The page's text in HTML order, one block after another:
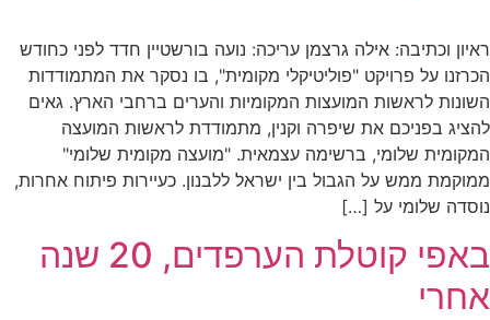
ראיון וכתיבה: אילה גרצמן עריכה: נועה בורשטיין חדד לפני כחודש
הכרזנו על פרויקט "פוליטיקלי מקומית", בו נסקר את המתמודדות
השונות לראשות המועצות המקומיות והערים ברחבי הארץ. גאים
להציג בפניכם את שיפרה וקנין, מתמודדת לראשות המועצה
המקומית שלומי, ברשימה עצמאית. "מועצה מקומית שלומי"
ממוקמת ממש על הגבול בין ישראל ללבנון. כעיירות פיתוח אחרות,
נוסדה שלומי על […]
באפי קוטלת הערפדים, 20 שנה
אחרי